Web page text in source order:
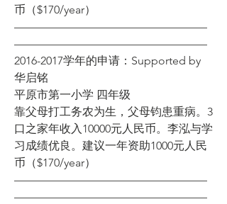
币（$170/year）
—————————————————
—————————————————
2016-2017学年的申请：Supported by
华启铭
平原市第一小学 四年级
靠父母打工务农为生，父母钧患重病。3
口之家年收入10000元人民币。李泓与学
习成绩优良。建议一年资助1000元人民
币（$170/year）
—————————————————
—————————————————